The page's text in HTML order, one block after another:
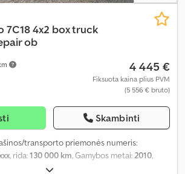
7C18 4x2 box truck
ob
4 445 €
Fiksuota kaina plius PVM
(5 556 € bruto)
Skambinti
transporto priemonės numeris:
, rida:130 000 km, Gamybos metai:2010,